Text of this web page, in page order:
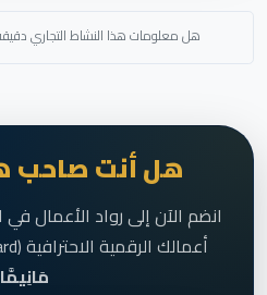
هل معلومات هذا النشاط التجاري
هل أنت صاحب
انضم الآن إلى رواد الأعمال
أعمالك الرقمية الاحترافية (Bio-Card) مجاناً عبر خدمة
مَانِيمَّا